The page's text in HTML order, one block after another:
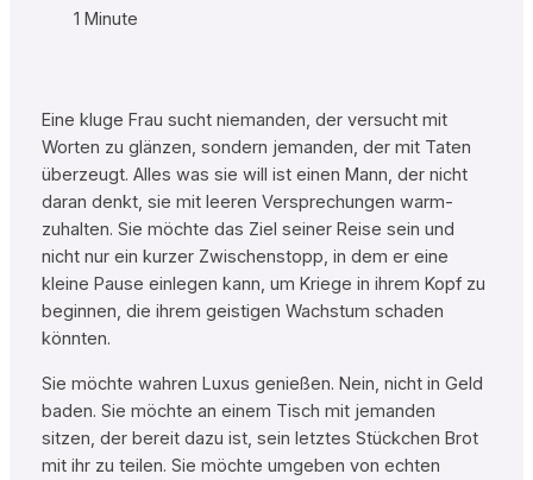
1 Minute
Eine kluge Frau sucht niemanden, der versucht mit
Worten zu glänzen, sondern jemanden, der mit Taten
überzeugt. Alles was sie will ist einen Mann, der nicht
daran denkt, sie mit leeren Versprechungen warm-
zuhalten. Sie möchte das Ziel seiner Reise sein und
nicht nur ein kurzer Zwischenstopp, in dem er eine
kleine Pause einlegen kann, um Kriege in ihrem Kopf zu
beginnen, die ihrem geistigen Wachstum schaden
könnten.
Sie möchte wahren Luxus genießen. Nein, nicht in Geld
baden. Sie möchte an einem Tisch mit jemanden
sitzen, der bereit dazu ist, sein letztes Stückchen Brot
mit ihr zu teilen. Sie möchte umgeben von echten